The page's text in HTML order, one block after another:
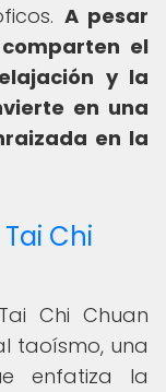
A pesar
el
y la
en una
en la
Chi
Chi Chuan
taoísmo, una
enfatiza la